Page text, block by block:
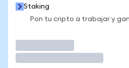
Staking
Pon tu cripto a trabajar y